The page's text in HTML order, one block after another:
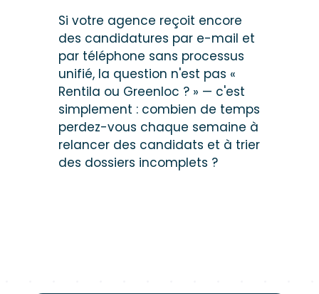
Si votre agence reçoit encore
des candidatures par e-mail et
par téléphone sans processus
unifié, la question n'est pas «
Rentila ou Greenloc ? » — c'est
simplement : combien de temps
perdez-vous chaque semaine à
relancer des candidats et à trier
des dossiers incomplets ?